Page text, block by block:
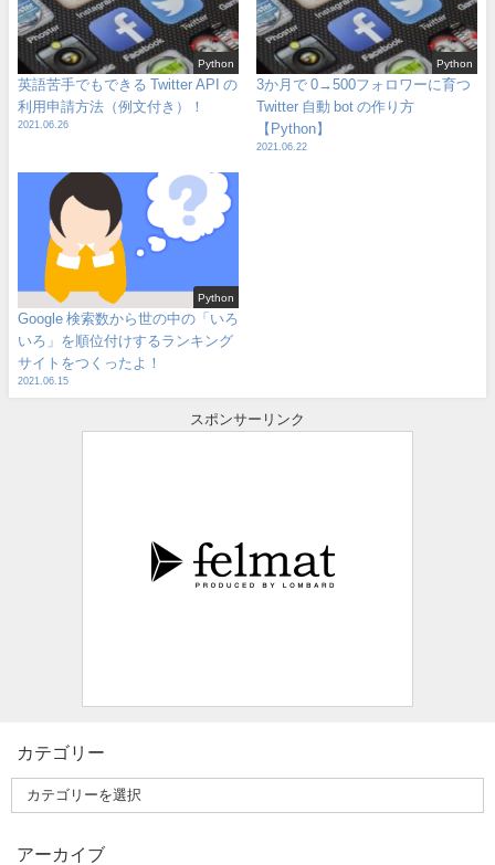
Python
英語苦手でもできる Twitter API の
利用申請方法（例文付き）！
2021.06.26
Python
3か月で 0→500フォロワーに育つ
Twitter 自動 bot の作り方
【Python】
2021.06.22
Python
Google 検索数から世の中の「いろ
いろ」を順位付けするランキング
サイトをつくったよ！
2021.06.15
スポンサーリンク
カテゴリー
アーカイブ